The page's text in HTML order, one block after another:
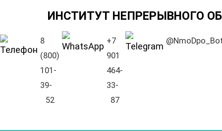
ИНСТИТУТ НЕПРЕРЫВНОГО
8
(800)
101-
39-
52
+7
901
464-
33-
87